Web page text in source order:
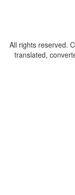
All rights reserved.
translated,